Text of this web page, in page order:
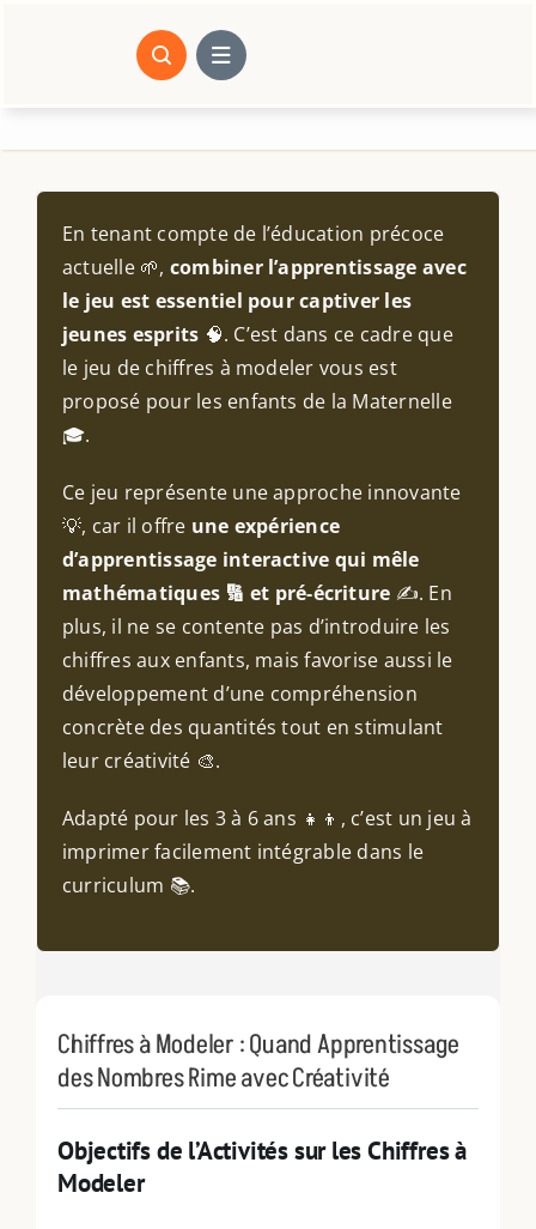
En tenant compte de l’éducation précoce
actuelle 🌱, combiner l’apprentissage avec
le jeu est essentiel pour captiver les
jeunes esprits 🧠. C’est dans ce cadre que
le jeu de chiffres à modeler vous est
proposé pour les enfants de la Maternelle
🎓.
Ce jeu représente une approche innovante
💡, car il offre une expérience
d’apprentissage interactive qui mêle
mathématiques 🔢 et pré-écriture ✍️. En
plus, il ne se contente pas d’introduire les
chiffres aux enfants, mais favorise aussi le
développement d’une compréhension
concrète des quantités tout en stimulant
leur créativité 🎨.
Adapté pour les 3 à 6 ans 👧👦, c’est un jeu à
imprimer facilement intégrable dans le
curriculum 📚.
Chiffres à Modeler : Quand Apprentissage
des Nombres Rime avec Créativité
Objectifs de l’Activités sur les Chiffres à
Modeler